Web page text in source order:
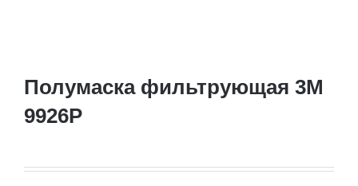
Полумаска фильтрующая 3M
9926Р